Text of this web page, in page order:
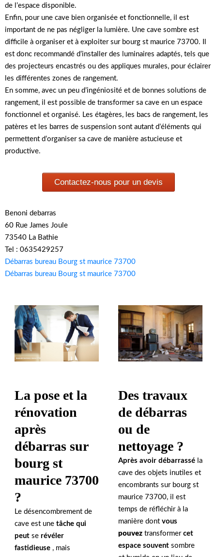
de l’espace disponible.
Enfin, pour une cave bien organisée et fonctionnelle, il est
important de ne pas négliger la lumière. Une cave sombre est
difficile à organiser et à exploiter sur bourg st maurice 73700. Il
est donc recommandé d’installer des luminaires adaptés, tels que
des projecteurs encastrés ou des appliques murales, pour éclairer
les différentes zones de rangement.
En somme, avec un peu d’ingéniosité et de bonnes solutions de
rangement, il est possible de transformer sa cave en un espace
fonctionnel et organisé. Les étagères, les bacs de rangement, les
patères et les barres de suspension sont autant d’éléments qui
permettent d’organiser sa cave de manière astucieuse et
productive.
Contactez-nous pour un devis
Benoni debarras
60 Rue James Joule
73540 La Bathie
Tel : 0635429257
Débarras bureau Bourg st maurice 73700
Débarras bureau Bourg st maurice 73700
La pose et la
rénovation
après
débarras sur
bourg st
maurice 73700
?
Le désencombrement de
cave est une tâche qui
peut se révéler
fastidieuse , mais
Des travaux
de débarras
ou de
nettoyage ?
Après avoir débarrassé la
cave des objets inutiles et
encombrants sur bourg st
maurice 73700, il est
temps de réfléchir à la
manière dont vous
pouvez transformer cet
espace souvent sombre